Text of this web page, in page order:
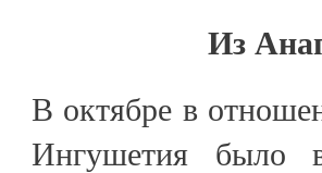
Из
В октябре в
Ингушетия было